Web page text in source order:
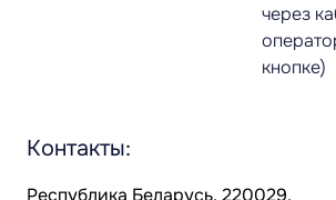
через
кнопке)
Контакты:
Республика Беларусь, 220029,